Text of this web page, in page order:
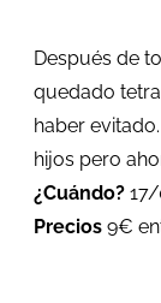
Después de
quedado
haber
hijos pero
¿Cuándo?
Precios 9€